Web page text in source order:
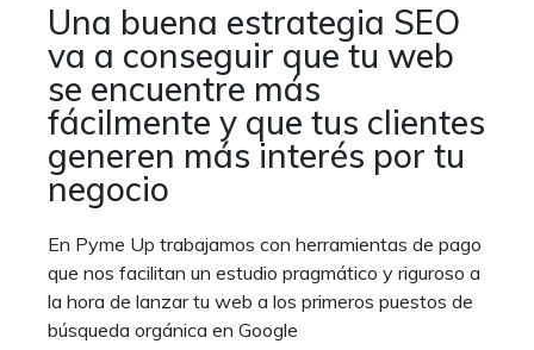
Una buena estrategia SEO
va a conseguir que tu web
se encuentre más
fácilmente y que tus clientes
generen más interés por tu
negocio
En Pyme Up trabajamos con herramientas de pago
que nos facilitan un estudio pragmático y riguroso a
la hora de lanzar tu web a los primeros puestos de
búsqueda orgánica en Google